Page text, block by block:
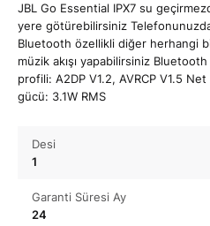
JBL Go Essential IPX7 su
yere götürebilirsiniz
Bluetooth özellikli diğer herhangi
müzik akışı yapabilirsiniz
profili: A2DP V1.2, AVRCP V1.5 Net
gücü: 3.1W RMS
Desi
1
Garanti Süresi Ay
24